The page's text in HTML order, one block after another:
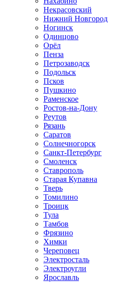
Некрасовский
Нижний Новгород
Ногинск
Одинцово
Орёл
Пенза
Петрозаводск
Подольск
Псков
Пушкино
Раменское
Ростов-на-Дону
Реутов
Рязань
Саратов
Солнечногорск
Санкт-Петербург
Смоленск
Ставрополь
Старая Купавна
Тверь
Томилино
Троицк
Тула
Тамбов
Фрязино
Химки
Череповец
Электросталь
Электроугли
Ярославль